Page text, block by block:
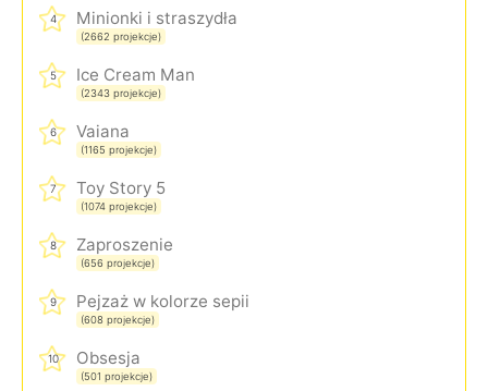
4 Minionki i straszydła
(2662 projekcje)
5 Ice Cream Man
(2343 projekcje)
6 Vaiana
(1165 projekcje)
7 Toy Story 5
(1074 projekcje)
8 Zaproszenie
(656 projekcje)
9 Pejzaż w kolorze sepii
(608 projekcje)
10 Obsesja
(501 projekcje)